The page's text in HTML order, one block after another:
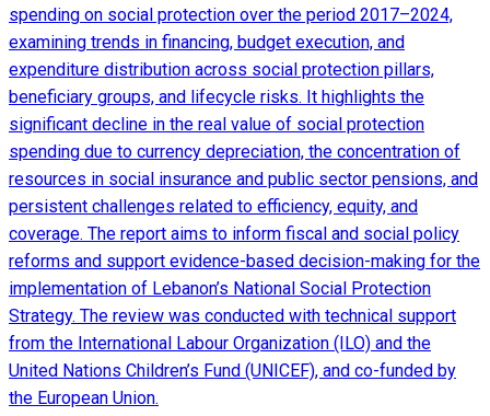
spending on social protection over the period 2017–2024,
examining trends in financing, budget execution, and
expenditure distribution across social protection pillars,
beneficiary groups, and lifecycle risks. It highlights the
significant decline in the real value of social protection
spending due to currency depreciation, the concentration of
resources in social insurance and public sector pensions, and
persistent challenges related to efficiency, equity, and
coverage. The report aims to inform fiscal and social policy
reforms and support evidence-based decision-making for the
implementation of Lebanon’s National Social Protection
Strategy. The review was conducted with technical support
from the International Labour Organization (ILO) and the
United Nations Children’s Fund (UNICEF), and co-funded by
the European Union.